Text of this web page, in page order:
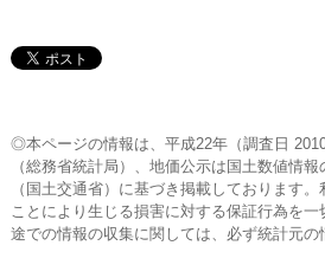
◎本ページの情報は、平成22年（調査日
（総務省統計局）、地価公示は国土数値情
（国土交通省）に基づき掲載しております
ことにより生じる損害に対する保証行為を
途での情報の収集に関しては、必ず統計元の